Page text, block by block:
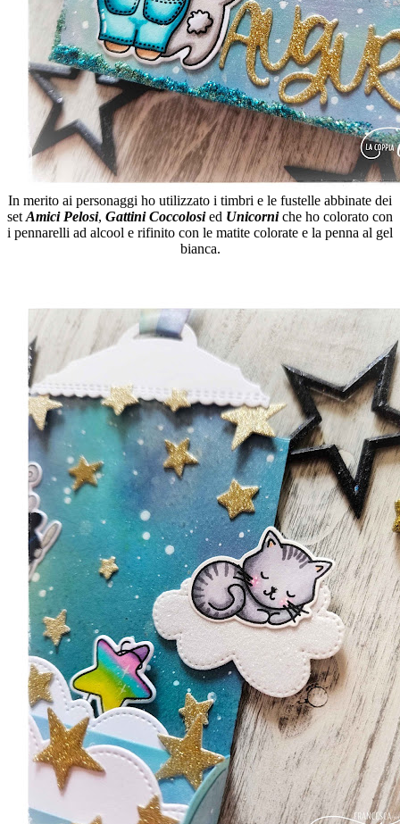
In merito ai personaggi ho utilizzato i timbri e le fustelle abbinate dei
set Amici Pelosi, Gattini Coccolosied Unicorniche ho colorato con
i pennarelli ad alcool e rifinito con le matite colorate e la penna al gel
bianca.